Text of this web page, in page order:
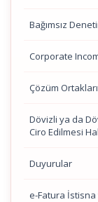
Bağımsız
Corporate
Çözüm
Dövizli ya da
Ciro Edilmesi
Duyurular
e-Fatura İstisna